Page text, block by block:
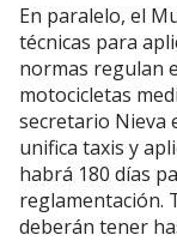
En paralelo, el
técnicas para
normas regulan
motocicletas
secretario Nieva
unifica taxis y
habrá 180 días
reglamentación.
deberán tener